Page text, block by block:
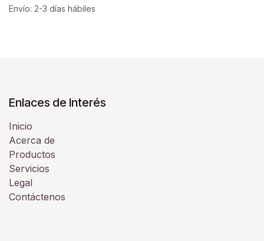
Envío: 2-3 días hábiles
Enlaces de Interés
Inicio
Acerca de
Productos
Servicios
Legal
Contáctenos